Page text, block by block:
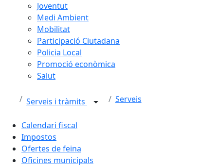
Joventut
Medi Ambient
Mobilitat
Participació Ciutadana
Policia Local
Promoció econòmica
Salut
Serveis i tràmits Serveis
Calendari fiscal
Impostos
Ofertes de feina
Oficines municipals